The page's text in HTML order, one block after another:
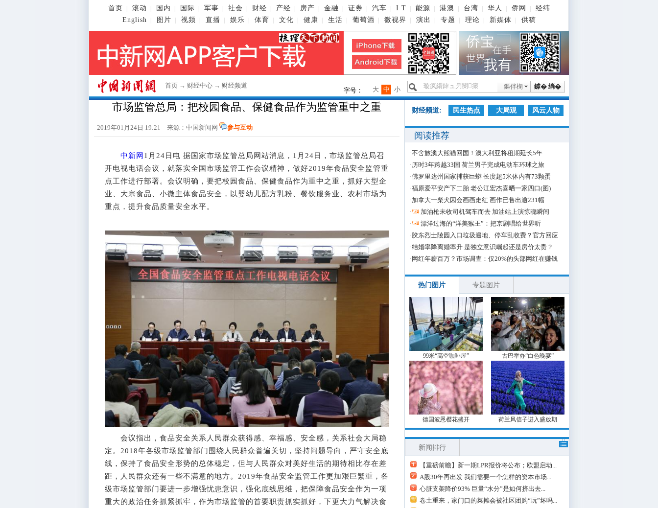
首页 滚动 国内 国际 军事 社会 财经 产经 房产 金融 证券 汽车 I T 能源 港澳 台湾 华人 侨网
经纬
English
图片 视频 直播 娱乐 体育 文化 健康 生活 葡萄酒 微视界 演出 专题 理论 新媒体 供稿
首页 → 财经中心 → 财经频道 鎼� 绱�
鏂伴椈
字号： 小
中
大
市场监管总局：把校园食品、保健食品作为监管重中之重
2019年01月24日 19:21 来源： 中国新闻网 参与互动
中新网 1月24日电 据国家市场监管总局网站消息，1月24日，市场监管总局召
开电视电话会议，就落实全国市场监管工作会议精神，做好2019年食品安全监管重
点工作进行部署。会议明确，要把校园食品、保健食品作为重中之重，抓好大型企
业、大宗食品、小微主体食品安全，以婴幼儿配方乳粉、餐饮服务业、农村市场为
重点，提升食品质量安全水平。
会议指出，食品安全关系人民群众获得感、幸福感、安全感，关系社会大局稳
定。2018年各级市场监管部门围绕人民群众普遍关切，坚持问题导向，严守安全底
线，保持了食品安全形势的总体稳定，但与人民群众对美好生活的期待相比存在差
距，人民群众还有一些不满意的地方。2019年食品安全监管工作更加艰巨繁重，各
级市场监管部门要进一步增强忧患意识，强化底线思维，把保障食品安全作为一项
重大的政治任务抓紧抓牢，作为市场监管的首要职责抓实抓好，下更大力气解决食
财经频道: 民生热点 大局观 风云人物
阅读推荐
·不舍旅澳大熊猫回国！澳大利亚将租期延长5年
·历时3年跨越33国 荷兰男子完成电动车环球之旅
·佛罗里达州国家捕获巨蟒 长度超5米体内有73颗蛋
·福原爱平安产下二胎 老公江宏杰喜晒一家四口(图)
·加拿大一柴犬因会画画走红 画作已售出逾231幅
·
加油枪未收司机驾车而去 加油站上演惊魂瞬间
·
漂洋过海的“洋美猴王”：把京剧唱给世界听
·胶东烈士陵园入口垃圾遍地、停车乱收费？官方回应
·结婚率降离婚率升 是独立意识崛起还是房价太贵？
· 网红年薪百万？市场调查：仅20%的头部网红在赚钱
热门图片 专题图片
99米“高空咖啡屋” 古巴举办“白色晚宴”
德国波恩樱花盛开 荷兰风信子进入盛放期
新闻排行
【重磅前瞻】新一期LPR报价将公布；欧盟启动...
A股30年再出发 我们需要一个怎样的资本市场...
心脏支架降价93% 巨量“水分”是如何挤出去...
卷土重来，家门口的菜摊会被社区团购“玩”坏吗...